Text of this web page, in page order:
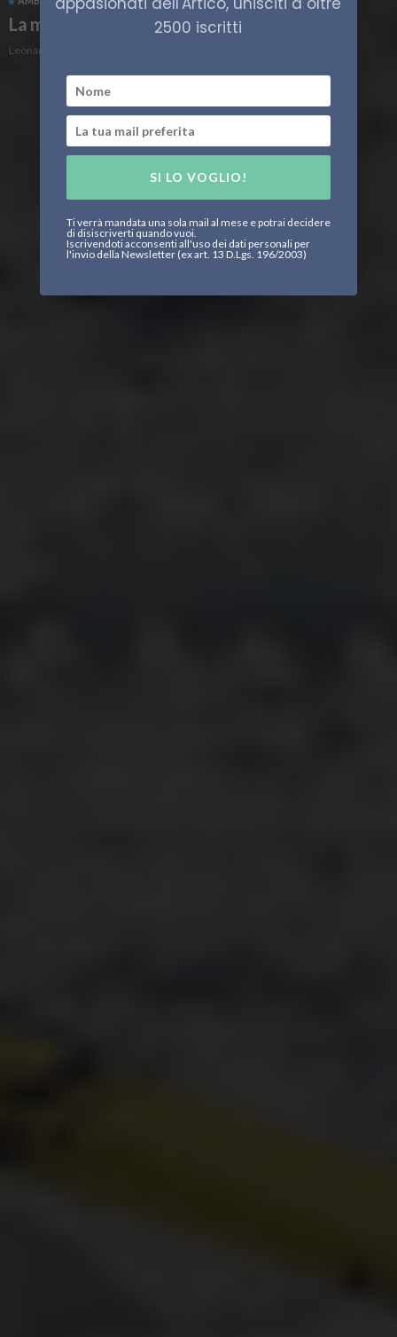
La mappa del tesoro
Leonardo Parigi
2500 iscritti
SI LO VOGLIO!
Ti verrà mandata una sola mail al mese e potrai decidere
di disiscriverti quando vuoi.
Iscrivendoti acconsenti all'uso dei dati personali per
l'invio della Newsletter (ex art. 13 D.Lgs. 196/2003)